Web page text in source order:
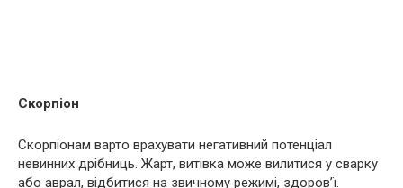
Скорпіон
Скорпіонам варто врахувати негативний потенціал
невинних дрібниць. Жарт, витівка може вилитися у сварку
або аврал, відбитися на звичному режимі, здоров’ї.